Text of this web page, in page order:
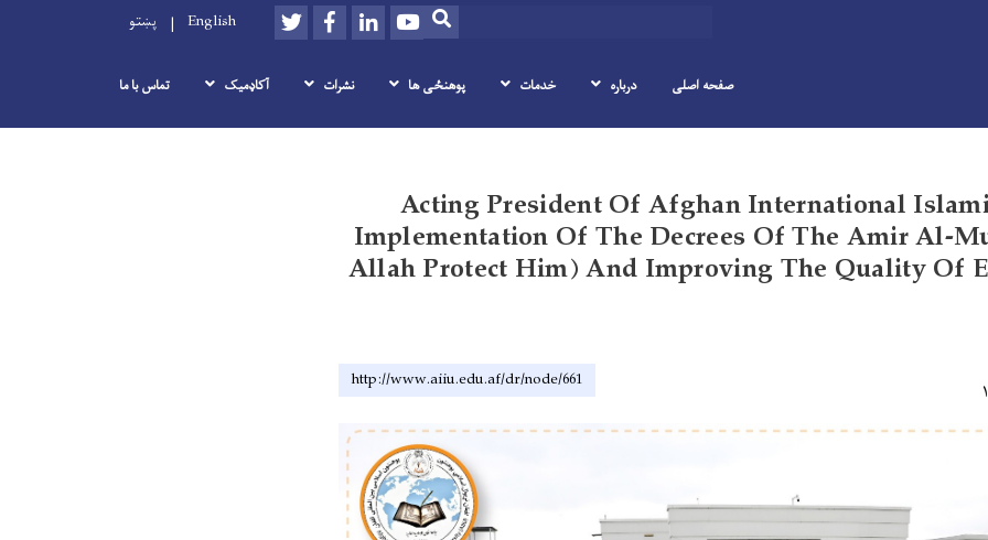
main
SEARCH
Youtube
LinkedIn
Facebook
Twitter
English پښتو
صفحه اصلی درباره خدمات پوهنځی ها نشرات آکاډمیک تماس با ما
Acting President Of Afghan International
Implementation Of The Decrees Of The Amir Al-
Allah Protect Him) And Improving The Quality Of
http://www.aiiu.edu.af/dr/node/661